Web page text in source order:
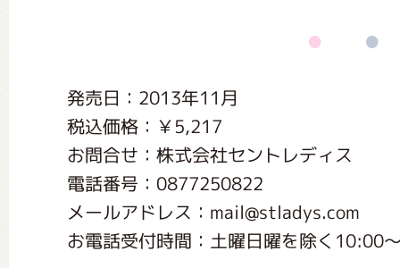
発売日：2013年11月
税込価格：￥5,217
お問合せ：株式会社セントレディス
電話番号：0877250822
メールアドレス：mail@stladys.com
お電話受付時間：土曜日曜を除く10:00
くまのがっこう 家庭科部